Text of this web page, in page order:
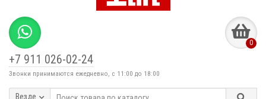
+7 911 026-02-24
Звонки принимаются ежедневно, с 11:00 до 18:00
0
Везде